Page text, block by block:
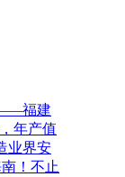
——福建
年产值
业界安
！不止